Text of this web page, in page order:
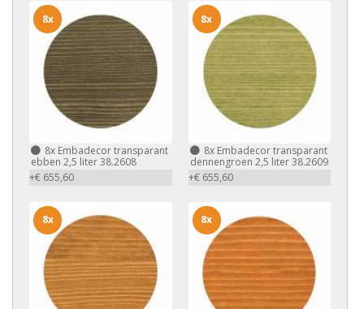
8x Embadecor transparant
ebben 2,5 liter 38.2608
+€ 655,60
8x
8xEmbadecor transparant
dennengroen 2,5 liter 38.2609
+€ 655,60
8x
8x 8x